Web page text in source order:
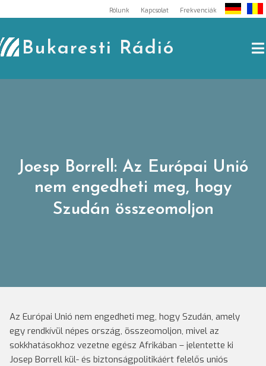
to
content
Rólunk Kapcsolat Frekvenciák
Bukaresti Rádió
Joesp Borrell: Az Európai Unió
nem engedheti meg, hogy
Szudán összeomoljon
Az Európai Unió nem engedheti meg, hogy Szudán, amely
egy rendkívül népes ország, összeomoljon, mivel az
sokkhatásokhoz vezetne egész Afrikában – jelentette ki
Josep Borrell kül- és biztonságpolitikáért felelős uniós